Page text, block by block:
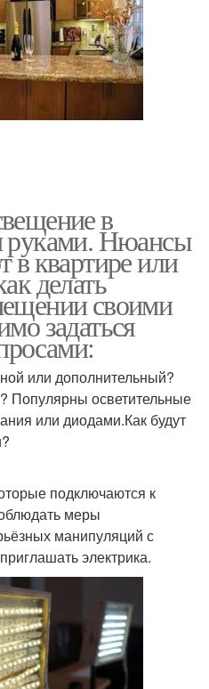
в
руками. Нюансы
в квартире или
делать
своими
задаться
или дополнительный?
Популярны осветительные
или диодами.Как будут
подключаются к
меры
манипуляций с
электрика.